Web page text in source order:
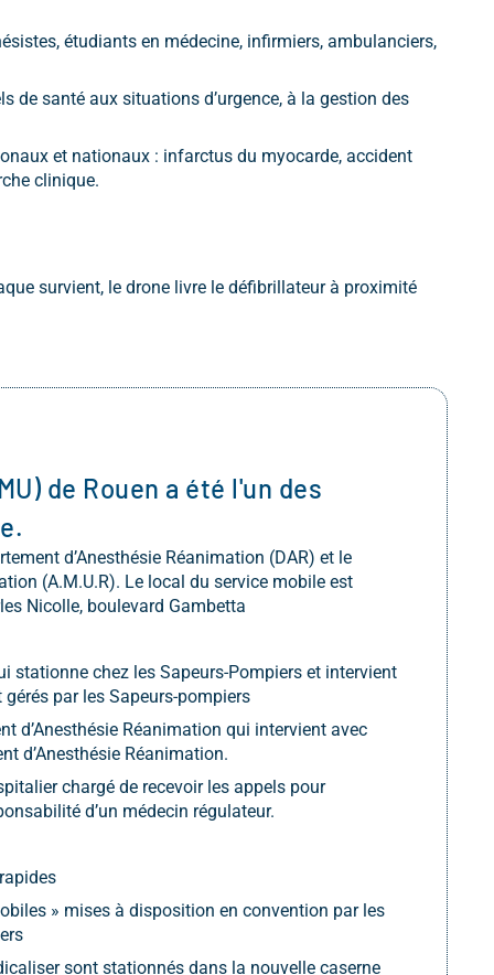
étudiants en médecine, infirmiers, ambulanciers,
de santé aux situations d’urgence, à la gestion des
et nationaux : infarctus du myocarde, accident
clinique.
survient, le drone livre le défibrillateur à proximité
de Rouen a été l'un des
d’Anesthésie Réanimation (DAR) et le
(A.M.U.R). Le local du service mobile est
Nicolle, boulevard Gambetta
stationne chez les Sapeurs-Pompiers et intervient
par les Sapeurs-pompiers
d’Anesthésie Réanimation qui intervient avec
d’Anesthésie Réanimation.
chargé de recevoir les appels pour
d’un médecin régulateur.
» mises à disposition en convention par les
sont stationnés dans la nouvelle caserne